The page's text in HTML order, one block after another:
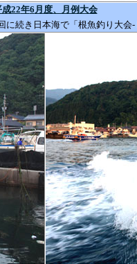
成22年6 月度、月例大会
に続き日本海で「根魚釣り大会-